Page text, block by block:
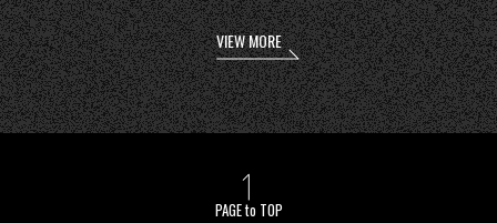
VIEW MORE
PAGE to TOP